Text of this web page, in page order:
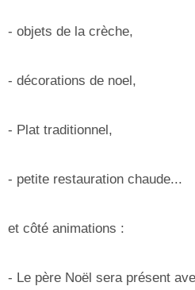
- objets de la crèche,
- décorations de noel,
- Plat traditionnel,
- petite restauration chaude...
et côté animations :
- Le père Noël sera présent